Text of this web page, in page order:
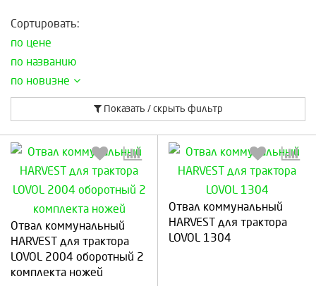
Сортировать:
по цене
по названию
по новизне
Показать / скрыть фильтр
Отвал коммунальный
HARVEST для трактора
LOVOL 2004 оборотный 2
комплекта ножей
Выберите количество:
Продолжить Отмена
Отвал коммунальный
HARVEST для трактора
LOVOL 1304
Выберите количество: